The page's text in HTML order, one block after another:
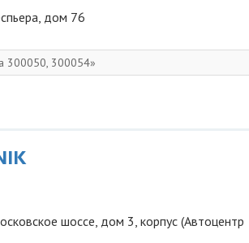
дом 76
300050, 300054
шоссе, дом 3, корпус (Автоцентр